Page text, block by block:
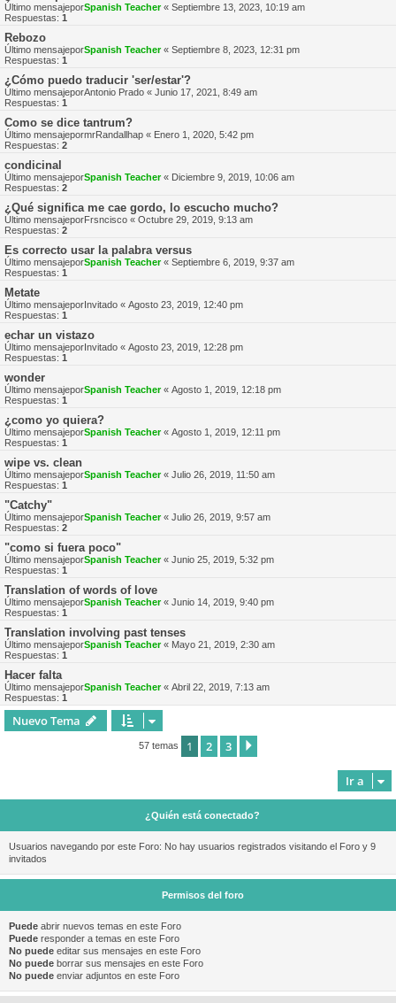
Último mensajeporSpanish Teacher« Septiembre 13, 2023, 10:19 am
Respuestas: 1
Rebozo
Último mensajeporSpanish Teacher« Septiembre 8, 2023, 12:31 pm
Respuestas: 1
¿Cómo puedo traducir 'ser/estar'?
Último mensajeporAntonio Prado « Junio 17, 2021, 8:49 am
Respuestas: 1
Como se dice tantrum?
Último mensajepormrRandallhap « Enero 1, 2020, 5:42 pm
Respuestas: 2
condicinal
Último mensajeporSpanish Teacher« Diciembre 9, 2019, 10:06 am
Respuestas: 2
¿Qué significa me cae gordo, lo escucho mucho?
Último mensajeporFrsncisco « Octubre 29, 2019, 9:13 am
Respuestas: 2
Es correcto usar la palabra versus
Último mensajeporSpanish Teacher« Septiembre 6, 2019, 9:37 am
Respuestas: 1
Metate
Último mensajeporInvitado « Agosto 23, 2019, 12:40 pm
Respuestas: 1
echar un vistazo
Último mensajeporInvitado « Agosto 23, 2019, 12:28 pm
Respuestas: 1
wonder
Último mensajeporSpanish Teacher« Agosto 1, 2019, 12:18 pm
Respuestas: 1
¿como yo quiera?
Último mensajeporSpanish Teacher« Agosto 1, 2019, 12:11 pm
Respuestas: 1
wipe vs. clean
Último mensajeporSpanish Teacher« Julio 26, 2019, 11:50 am
Respuestas: 1
"Catchy"
Último mensajeporSpanish Teacher« Julio 26, 2019, 9:57 am
Respuestas: 2
"como si fuera poco"
Último mensajeporSpanish Teacher« Junio 25, 2019, 5:32 pm
Respuestas: 1
Translation of words of love
Último mensajeporSpanish Teacher« Junio 14, 2019, 9:40 pm
Respuestas: 1
Translation involving past tenses
Último mensajeporSpanish Teacher« Mayo 21, 2019, 2:30 am
Respuestas: 1
Hacer falta
Último mensajeporSpanish Teacher« Abril 22, 2019, 7:13 am
Respuestas: 1
Nuevo Tema
57 temas 1 2 3
Ir a
¿Quién está conectado?
Usuarios navegando por este Foro: No hay usuarios registrados visitando el Foro y 9
invitados
Permisos del foro
Puede abrir nuevos temas en este Foro
Puede responder a temas en este Foro
No puede editar sus mensajes en este Foro
No puede borrar sus mensajes en este Foro
No puede enviar adjuntos en este Foro